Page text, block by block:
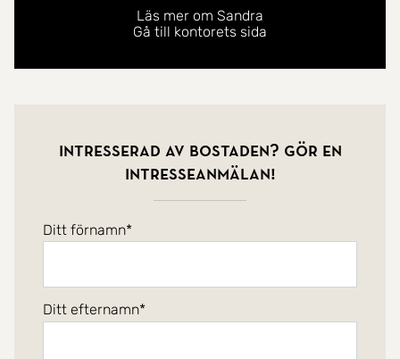
Läs mer om Sandra
Gå till kontorets sida
Intresserad av bostaden? Gör en
intresseanmälan!
Ditt förnamn
Ditt efternamn